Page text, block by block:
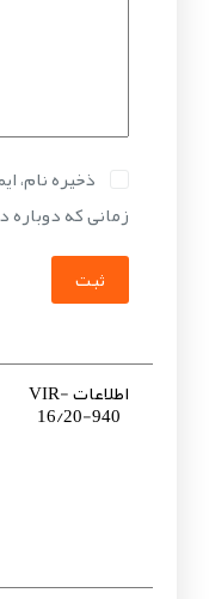
ذخیره نام،
زمانی که
ثبت
اطلاعات VIR-
16/20-940